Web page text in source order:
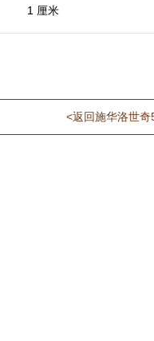
1 厘米
<返回施华洛世